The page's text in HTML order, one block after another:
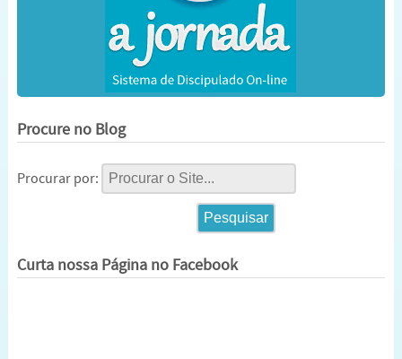
Procure no Blog
Procurar por:
Curta nossa Página no Facebook